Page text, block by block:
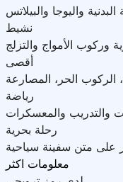
نشيط
وركوب الأمواج والتزلج
أقصى
الركوب الحر، المصارعة
رياضة
والتدريب والمعسكرات
رحلة بحرية
على متن سفينة سياحية
معلومات اكثر